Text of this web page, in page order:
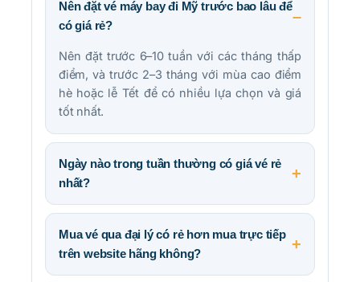
Nên đặt vé máy bay đi Mỹ trước bao lâu để
có giá rẻ?
Nên đặt trước 6–10 tuần với các tháng thấp
điểm, và trước 2–3 tháng với mùa cao điểm
hè hoặc lễ Tết để có nhiều lựa chọn và giá
tốt nhất.
Ngày nào trong tuần thường có giá vé rẻ
nhất?
Mua vé qua đại lý có rẻ hơn mua trực tiếp
trên website hãng không?